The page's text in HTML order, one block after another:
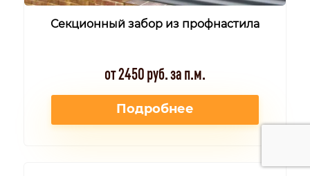
Секционный забор из профнастила
от 2450 руб. за п.м.
Подробнее